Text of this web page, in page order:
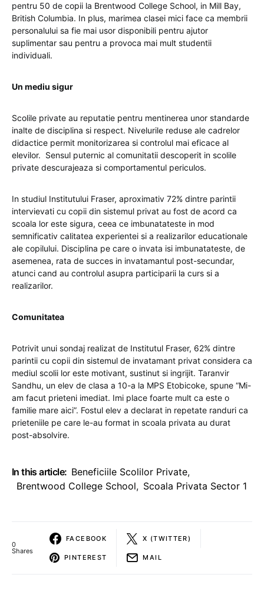
pentru 50 de copii la Brentwood College School, in Mill Bay,
British Columbia. In plus, marimea clasei mici face ca membrii
personalului sa fie mai usor disponibili pentru ajutor
suplimentar sau pentru a provoca mai mult studentii
individuali.
Un mediu sigur
Scolile private au reputatie pentru mentinerea unor standarde
inalte de disciplina si respect. Nivelurile reduse ale cadrelor
didactice permit monitorizarea si controlul mai eficace al
elevilor. Sensul puternic al comunitatii descoperit in scolile
private descurajeaza si comportamentul periculos.
In studiul Institutului Fraser, aproximativ 72% dintre parintii
intervievati cu copii din sistemul privat au fost de acord ca
scoala lor este sigura, ceea ce imbunatateste in mod
semnificativ calitatea experientei si a realizarilor educationale
ale copilului. Disciplina pe care o invata isi imbunatateste, de
asemenea, rata de succes in invatamantul post-secundar,
atunci cand au controlul asupra participarii la curs si a
realizarilor.
Comunitatea
Potrivit unui sondaj realizat de Institutul Fraser, 62% dintre
parintii cu copii din sistemul de invatamant privat considera ca
mediul scolii lor este motivant, sustinut si ingrijit. Taranvir
Sandhu, un elev de clasa a 10-a la MPS Etobicoke, spune “Mi-
am facut prieteni imediat. Imi place foarte mult ca este o
familie mare aici”. Fostul elev a declarat in repetate randuri ca
prieteniile pe care le-au format in scoala privata au durat
post-absolvire.
In this article: Beneficiile Scolilor Private,
Brentwood College School, Scoala Privata Sector 1
0
Shares
FACEBOOK X (TWITTER)
PINTEREST MAIL